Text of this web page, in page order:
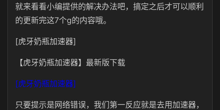
就来看看小编提供的解决办法吧，搞定之后才可以顺利
的更新完这7个g的内容哦。
[虎牙奶瓶加速器]
【虎牙奶瓶加速器】最新版下载
[虎牙奶瓶加速器]
只要提示是网络错误，我们第一反应就是去用加速器，